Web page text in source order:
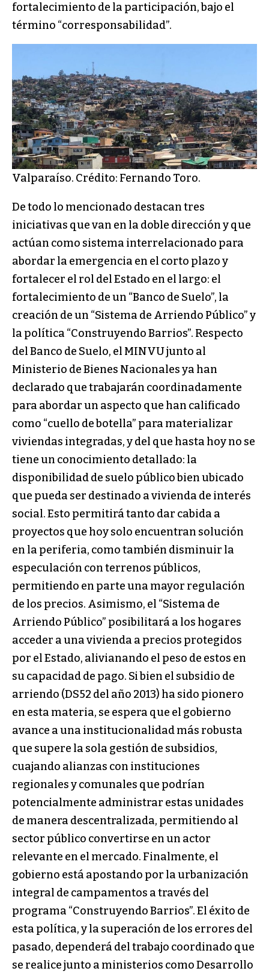
fortalecimiento de la participación, bajo el
término “corresponsabilidad”.
Valparaíso. Crédito: Fernando Toro.
De todo lo mencionado destacan tres
iniciativas que van en la doble dirección y que
actúan como sistema interrelacionado para
abordar la emergencia en el corto plazo y
fortalecer el rol del Estado en el largo: el
fortalecimiento de un “Banco de Suelo”, la
creación de un “Sistema de Arriendo Público” y
la política “Construyendo Barrios”. Respecto
del Banco de Suelo, el MINVU junto al
Ministerio de Bienes Nacionales ya han
declarado que trabajarán coordinadamente
para abordar un aspecto que han calificado
como “cuello de botella” para materializar
viviendas integradas, y del que hasta hoy no se
tiene un conocimiento detallado: la
disponibilidad de suelo público bien ubicado
que pueda ser destinado a vivienda de interés
social. Esto permitirá tanto dar cabida a
proyectos que hoy solo encuentran solución
en la periferia, como también disminuir la
especulación con terrenos públicos,
permitiendo en parte una mayor regulación
de los precios. Asimismo, el “Sistema de
Arriendo Público” posibilitará a los hogares
acceder a una vivienda a precios protegidos
por el Estado, alivianando el peso de estos en
su capacidad de pago. Si bien el subsidio de
arriendo (DS52 del año 2013) ha sido pionero
en esta materia, se espera que el gobierno
avance a una institucionalidad más robusta
que supere la sola gestión de subsidios,
cuajando alianzas con instituciones
regionales y comunales que podrían
potencialmente administrar estas unidades
de manera descentralizada, permitiendo al
sector público convertirse en un actor
relevante en el mercado. Finalmente, el
gobierno está apostando por la urbanización
integral de campamentos a través del
programa “Construyendo Barrios”. El éxito de
esta política, y la superación de los errores del
pasado, dependerá del trabajo coordinado que
se realice junto a ministerios como Desarrollo